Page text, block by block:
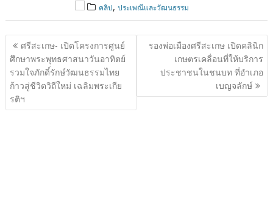
คลิป, ประเพณีและวัฒนธรรม
แนะแนว
เรื่อง
ศรีสะเกษ- เปิดโครงการศูนย์
ศึกษาพระพุทธศาสนาวันอาทิตย์
รวมใจภักดิ์รักษ์วัฒนธรรมไทย
ก้าวสู่ชีวิตวิถีใหม่ เฉลิมพระเกีย
รติฯ
รองพ่อเมืองศรีสะเกษ เปิดคลินิก
เกษตรเคลื่อนที่ให้บริการ
ประชาชนในชนบท ที่อำเภอ
เบญจลักษ์